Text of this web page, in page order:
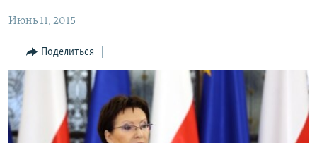
основной
Перейти
поиску
ЭКОНОМИКА
РЕГИОН
НАГОРНЫЙ КАРАБАХ
КУЛЬТУРА
СПОРТ
Июнь 11, 2015
Поделиться